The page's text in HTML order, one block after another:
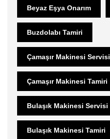
Beyaz Eşya Onarım
Buzdolabı Tamiri
Çamaşır Makinesi Servisi
Çamaşır Makinesi Tamiri
Bulaşık Makinesi Servisi
Bulaşık Makinesi Tamiri